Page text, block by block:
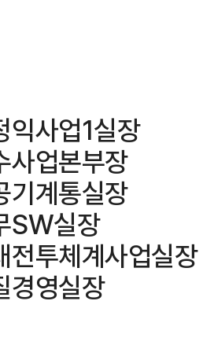
사업1실장
업본부장
계통실장
SW실장
투체계사업실장
영실장